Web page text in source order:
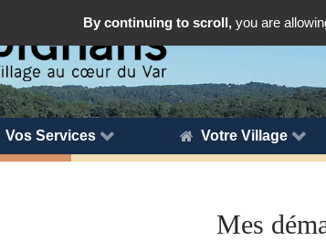
Vos Services Votre Village
Mes
By continuing to scroll, you are